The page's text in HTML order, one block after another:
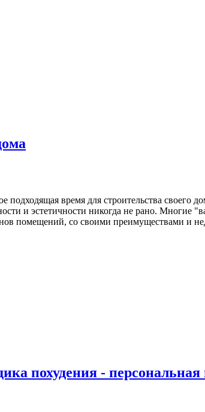
подходящая время для строительства
и эстетичности никогда не рано. Многие
помещений, со своими преимуществами и
похудения - персональная